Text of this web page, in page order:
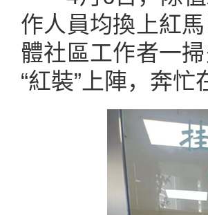
作人員均換上紅
體社區工作者一
“紅裝”上陣，奔